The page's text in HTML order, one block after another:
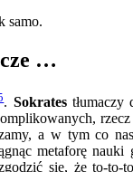
samo.
…
. Sokrates tłumaczy
a w tym co
metaforę nauki
się, że to-to-